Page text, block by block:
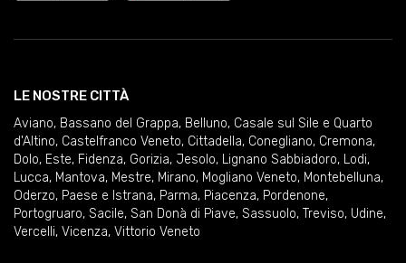
LE NOSTRE CITTÀ
Aviano, Bassano del Grappa, Belluno, Casale sul Sile e Quarto
d'Altino, Castelfranco Veneto, Cittadella, Conegliano, Cremona,
Dolo, Este, Fidenza, Gorizia, Jesolo, Lignano Sabbiadoro, Lodi,
Lucca, Mantova, Mestre, Mirano, Mogliano Veneto, Montebelluna,
Oderzo, Paese e Istrana, Parma, Piacenza, Pordenone,
Portogruaro, Sacile, San Donà di Piave, Sassuolo, Treviso, Udine,
Vercelli, Vicenza, Vittorio Veneto